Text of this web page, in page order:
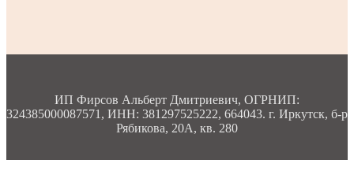
ИП Фирсов Альберт Дмитриевич, ОГРНИП:
324385000087571, ИНН: 381297525222, 664043. г. Иркутск, б-р
Рябикова, 20А, кв. 280